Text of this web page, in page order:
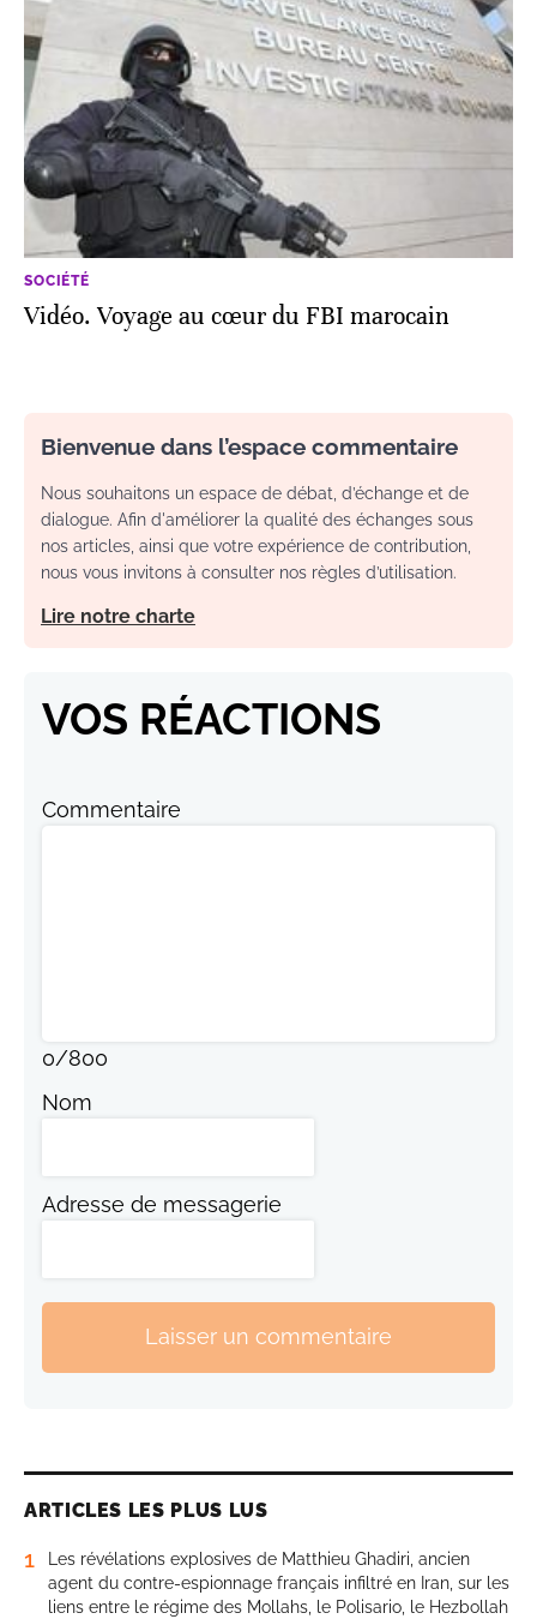
SOCIÉTÉ
Vidéo. Voyage au cœur du FBI marocain
Bienvenue dans l’espace commentaire
Nous souhaitons un espace de débat, d’échange et de
dialogue. Afin d'améliorer la qualité des échanges sous
nos articles, ainsi que votre expérience de contribution,
nous vous invitons à consulter nos règles d’utilisation.
Lire notre charte
VOS RÉACTIONS
Commentaire
0/800
Nom
Adresse de messagerie
Laisser un commentaire
ARTICLES LES PLUS LUS
1
Les révélations explosives de Matthieu Ghadiri, ancien
agent du contre-espionnage français infiltré en Iran, sur les
liens entre le régime des Mollahs, le Polisario, le Hezbollah